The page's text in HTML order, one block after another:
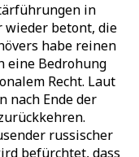
in
wieder betont, die
habe reinen
eine Bedrohung
Recht. Laut
nach Ende der
russischer
befürchtet, dass